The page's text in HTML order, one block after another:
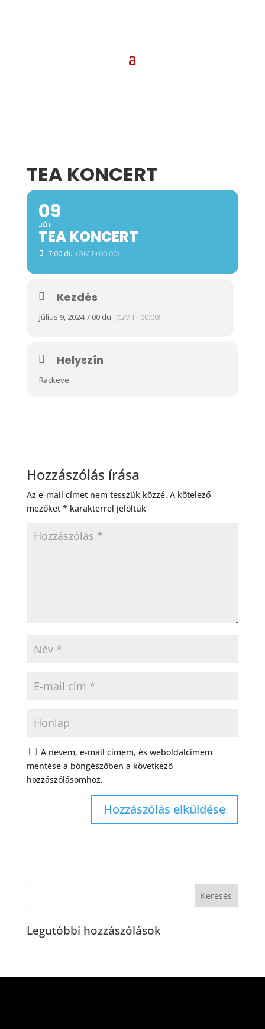
TEA KONCERT
09
JÚL
TEA KONCERT
7:00 du (GMT+00:00)
Kezdés
Július 9, 2024 7:00 du (GMT+00:00)
Helyszín
Ráckeve
Hozzászólás írása
Az e-mail címet nem tesszük közzé. A kötelező
mezőket * karakterrel jelöltük
A nevem, e-mail címem, és weboldalcímem
mentése a böngészőben a következő
hozzászólásomhoz.
Legutóbbi hozzászólások